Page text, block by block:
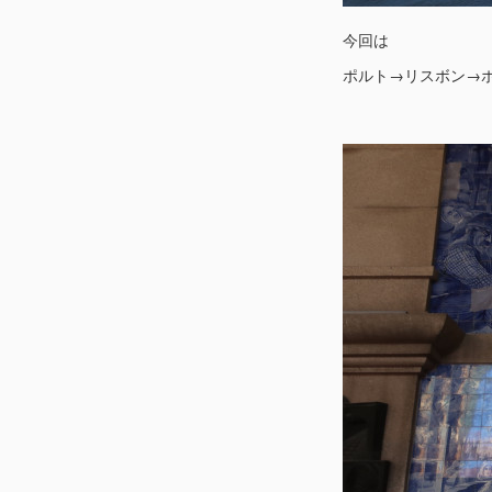
今回は
ポルト→リスボン→